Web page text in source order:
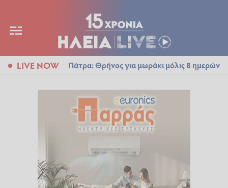
LIVE NOW Πάτρα: Θρήνος για μωράκι μόλις 8 ημερών